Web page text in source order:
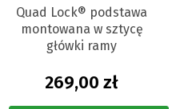
Quad Lock® podstawa
montowana w sztycę
główki ramy
269,00 zł